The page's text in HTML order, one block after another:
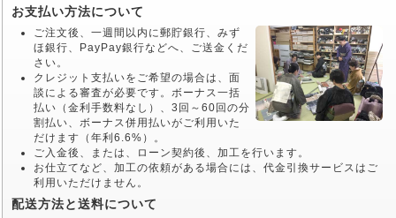
お支払い方法について
ご注文後、一週間以内に郵貯銀行、みず
ほ銀行、PayPay銀行などへ、ご送金くだ
さい。
クレジット支払いをご希望の場合は、面
談による審査が必要です。ボーナス一括
払い（金利手数料なし）、3回～60回の分
割払い、ボーナス併用払いがご利用いた
だけます（年利6.6%）。
ご入金後、または、ローン契約後、加工を行います。
お仕立てなど、加工の依頼がある場合には、代金引換サービスはご
利用いただけません。
配送方法と送料について